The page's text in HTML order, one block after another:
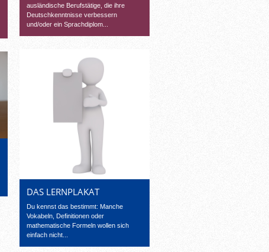
ausländische Berufstätige, die ihre
Deutschkenntnisse verbessern
und/oder ein Sprachdiplom...
DAS LERNPLAKAT
Du kennst das bestimmt: Manche
Vokabeln, Definitionen oder
mathematische Formeln wollen sich
einfach nicht...